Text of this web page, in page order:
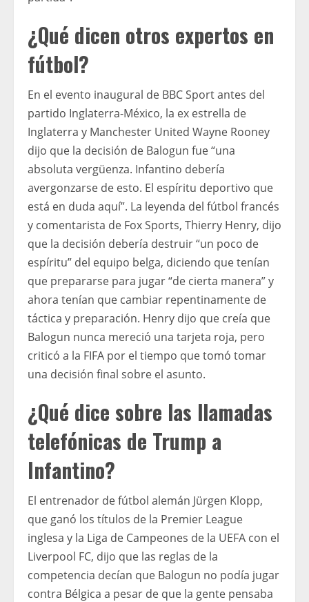
¿Qué dicen otros expertos en
fútbol?
En el evento inaugural de BBC Sport antes del
partido Inglaterra-México, la ex estrella de
Inglaterra y Manchester United Wayne Rooney
dijo que la decisión de Balogun fue “una
absoluta vergüenza. Infantino debería
avergonzarse de esto. El espíritu deportivo que
está en duda aquí”. La leyenda del fútbol francés
y comentarista de Fox Sports, Thierry Henry, dijo
que la decisión debería destruir “un poco de
espíritu” del equipo belga, diciendo que tenían
que prepararse para jugar “de cierta manera” y
ahora tenían que cambiar repentinamente de
táctica y preparación. Henry dijo que creía que
Balogun nunca mereció una tarjeta roja, pero
criticó a la FIFA por el tiempo que tomó tomar
una decisión final sobre el asunto.
¿Qué dice sobre las llamadas
telefónicas de Trump a
Infantino?
El entrenador de fútbol alemán Jürgen Klopp,
que ganó los títulos de la Premier League
inglesa y la Liga de Campeones de la UEFA con el
Liverpool FC, dijo que las reglas de la
competencia decían que Balogun no podía jugar
contra Bélgica a pesar de que la gente pensaba